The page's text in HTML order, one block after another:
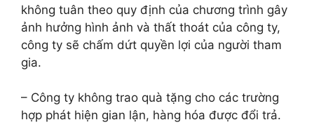
không tuân theo quy định của chương trình gây
ảnh hưởng hình ảnh và thất thoát của công ty,
công ty sẽ chấm dứt quyền lợi của người tham
gia.
– Công ty không trao quà tặng cho các trường
hợp phát hiện gian lận, hàng hóa được đổi trả.